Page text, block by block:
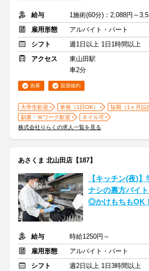
給与
1施術(60分)：2,088円～
雇用形態
アルバイト・パート
シフト
週1日以上 1日1時間以上
アクセス
東山田駅
車2分
急募 面接確約
大学生歓迎 単発（1日OK）
短期（1ヶ月以
副業・Ｗワーク歓迎
ネイル可
株式会社りらくの求人一覧を見る
あさくま 北山田店【187】
【キッチン(夜)
ナシの裏方バイ
◎かけもちもOK！
給与
時給1250円～
雇用形態
アルバイト・パート
シフト
週2日以上 1日3時間以上